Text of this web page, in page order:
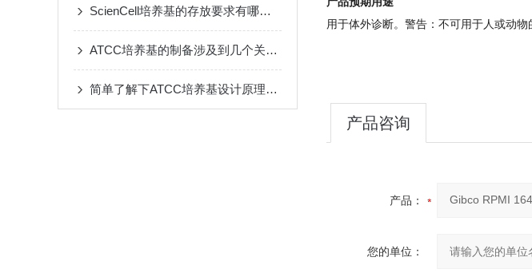
ScienCell培养基的存放要求有哪些？
ATCC培养基的制备涉及到几个关键的步骤
简单了解下ATCC培养基设计原理与要求
用于体外诊断。警告：不可用于人或动物
产品咨询
产品：
您的单位：